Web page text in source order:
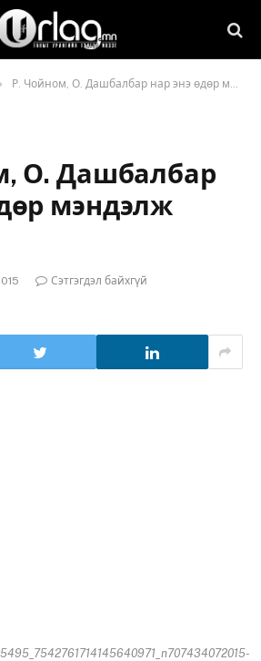
Р. Чойном, О. Дашбалбар нар энэ өдөр мэндэлж байжээ
О. Дашбалбар
мэндэлж
Сэтгэгдэл байхгүй